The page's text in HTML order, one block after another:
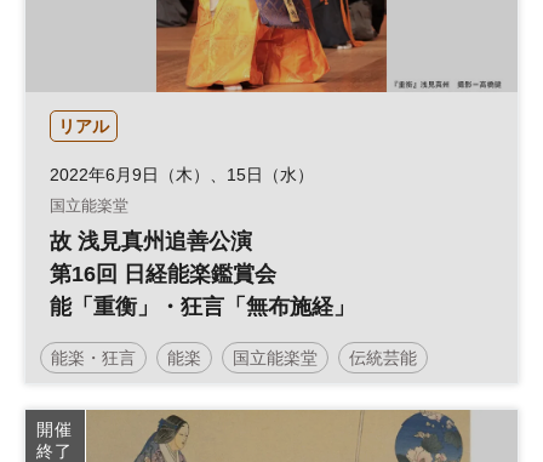
リアル
2022年6月9日（木）、15日（水）
国立能楽堂
故 浅見真州追善公演
第16回 日経能楽鑑賞会
能「重衡」・狂言「無布施経」
能楽・狂言 能楽 国立能楽堂 伝統芸能
開催
終了